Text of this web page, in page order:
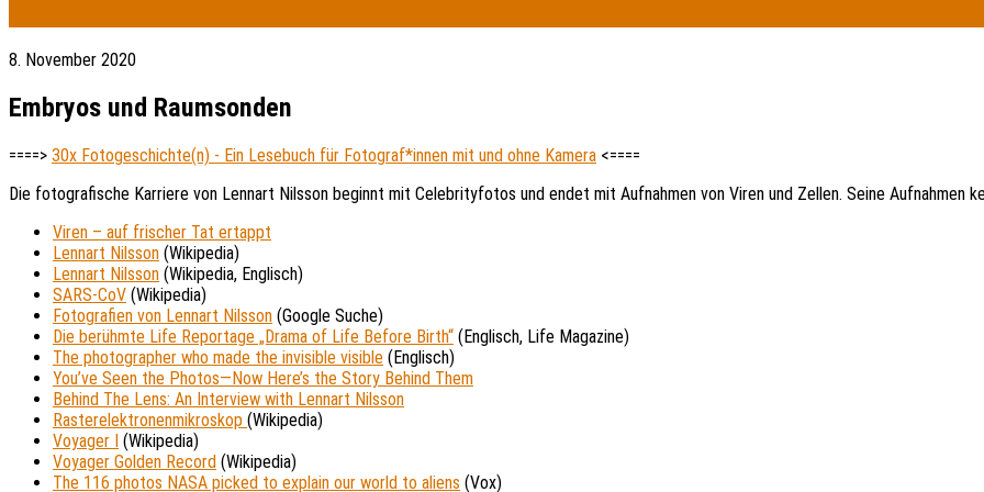
8. November 2020
Embryos und Raumsonden
====> 30x Fotogeschichte(n) - Ein Lesebuch für Fotograf*innen mit und ohne Kamera <====
Die fotografische Karriere von Lennart Nilsson beginnt mit Celebrityfotos und endet mit Aufnahmen von Viren und Zellen. Seine Aufnahmen
Viren – auf frischer Tat ertappt
Lennart Nilsson (Wikipedia)
Lennart Nilsson (Wikipedia, Englisch)
SARS-CoV (Wikipedia)
Fotografien von Lennart Nilsson (Google Suche)
Die berühmte Life Reportage „Drama of Life Before Birth“ (Englisch, Life Magazine)
The photographer who made the invisible visible (Englisch)
You’ve Seen the Photos—Now Here’s the Story Behind Them
Behind The Lens: An Interview with Lennart Nilsson
Rasterelektronenmikroskop (Wikipedia)
Voyager I (Wikipedia)
Voyager Golden Record (Wikipedia)
The 116 photos NASA picked to explain our world to aliens (Vox)